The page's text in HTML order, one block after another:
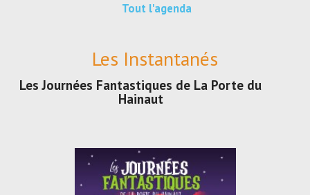
Tout l'agenda
Les Instantanés
Les Journées Fantastiques de La Porte du
Hainaut